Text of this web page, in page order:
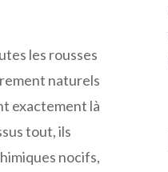
les rousses
naturels
exactement là
tout, ils
nocifs,